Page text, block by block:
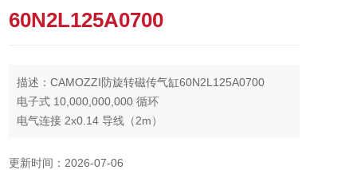
60N2L125A0700
描述：CAMOZZI防旋转磁传气缸60N2L125A0700
电子式 10,000,000,000 循环
电气连接 2x0.14 导线（2m）
M8 插头（导线长 0.3 m）
更新时间：2026-07-06